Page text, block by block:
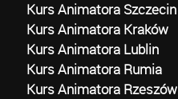
Kurs Animatora Szczecin
Kurs Animatora Kraków
Kurs Animatora Lublin
Kurs Animatora Rumia
Kurs Animatora Rzeszów